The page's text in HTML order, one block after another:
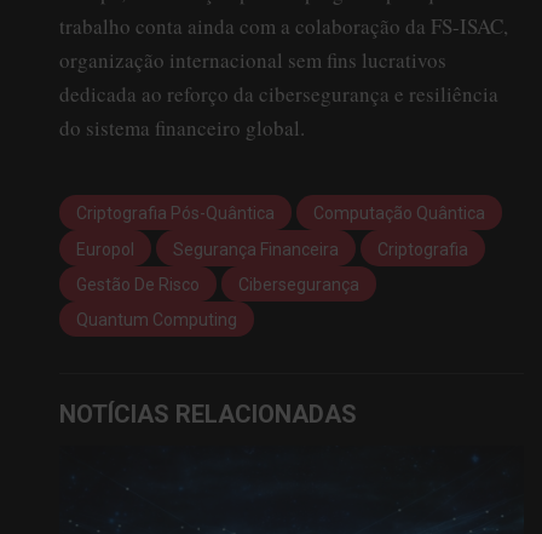
trabalho conta ainda com a colaboração da FS-ISAC,
organização internacional sem fins lucrativos
dedicada ao reforço da cibersegurança e resiliência
do sistema financeiro global.
Criptografia Pós-Quântica
Computação Quântica
Europol
Segurança Financeira
Criptografia
Gestão De Risco
Cibersegurança
Quantum Computing
NOTÍCIAS RELACIONADAS